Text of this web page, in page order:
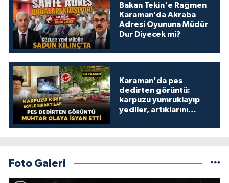
Bakan Tekin'e Rağmen
Karaman’da Akraba
Adresi Oyununa Müdür
Dur Diyecek mi?
Karaman'da pes
dedirten görüntü:
karpuzu yumruklayıp
yediler, artıklarını
Foto Galeri